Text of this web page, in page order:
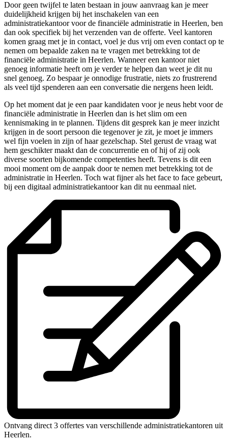
Door geen twijfel te laten bestaan in jouw aanvraag kan je meer
duidelijkheid krijgen bij het inschakelen van een
administratiekantoor voor de financiële administratie in Heerlen, ben
dan ook specifiek bij het verzenden van de offerte. Veel kantoren
komen graag met je in contact, voel je dus vrij om even contact op te
nemen om bepaalde zaken na te vragen met betrekking tot de
financiële administratie in Heerlen. Wanneer een kantoor niet
genoeg informatie heeft om je verder te helpen dan weet je dit nu
snel genoeg. Zo bespaar je onnodige frustratie, niets zo frustrerend
als veel tijd spenderen aan een conversatie die nergens heen leidt.
Op het moment dat je een paar kandidaten voor je neus hebt voor de
financiële administratie in Heerlen dan is het slim om een
kennismaking in te plannen. Tijdens dit gesprek kan je meer inzicht
krijgen in de soort persoon die tegenover je zit, je moet je immers
wel fijn voelen in zijn of haar gezelschap. Stel gerust de vraag wat
hem geschikter maakt dan de concurrentie en of hij of zij ook
diverse soorten bijkomende competenties heeft. Tevens is dit een
mooi moment om de aanpak door te nemen met betrekking tot de
administratie in Heerlen. Toch wat fijner als het face to face gebeurt,
bij een digitaal administratiekantoor kan dit nu eenmaal niet.
Ontvang direct 3 offertes van verschillende administratiekantoren uit
Heerlen.